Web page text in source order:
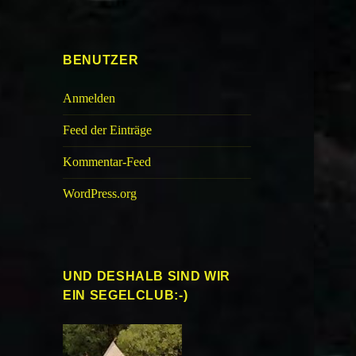
BENUTZER
Anmelden
Feed der Einträge
Kommentar-Feed
WordPress.org
UND DESHALB SIND WIR
EIN SEGELCLUB:-)